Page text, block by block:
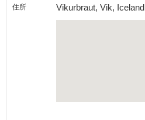
住所 Vikurbraut, Vik, Iceland